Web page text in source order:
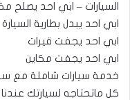
السيارات – ابي احد يصلح
ابي احد يبدل بطارية السيارة
ابي احد يجفت قيرات
ابي احد يجفت مكاين
خدمة سيارات شاملة مع
كل ماتحتاجه لسيارتك عندنا